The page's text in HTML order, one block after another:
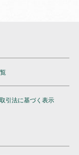
引法に基づく表示